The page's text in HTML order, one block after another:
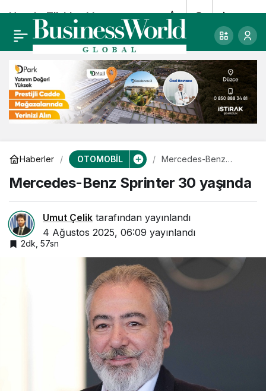
Haberler OTOMOBİL
Mercedes-Benz
Mercedes-Benz Sprinter 30 yaşında
Umut Çelik tarafından yayınlandı
4 Ağustos 2025, 06:09 yayınlandı
2dk, 57sn
Honda Türkiye’den
İzmir’e yatırım.
0 Paylaş